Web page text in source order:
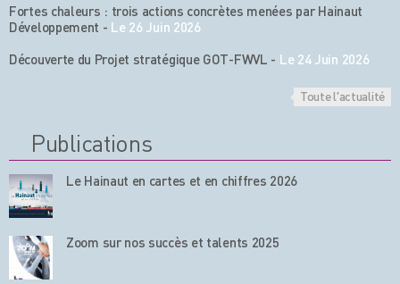
Fortes chaleurs : trois actions concrètes menées par Hainaut
Développement - Le 26 Juin 2026
Découverte du Projet stratégique GOT-FWVL - Le 24 Juin 2026
Toute l'actualité
Publications
Le Hainaut en cartes et en chiffres 2026
Zoom sur nos succès et talents 2025